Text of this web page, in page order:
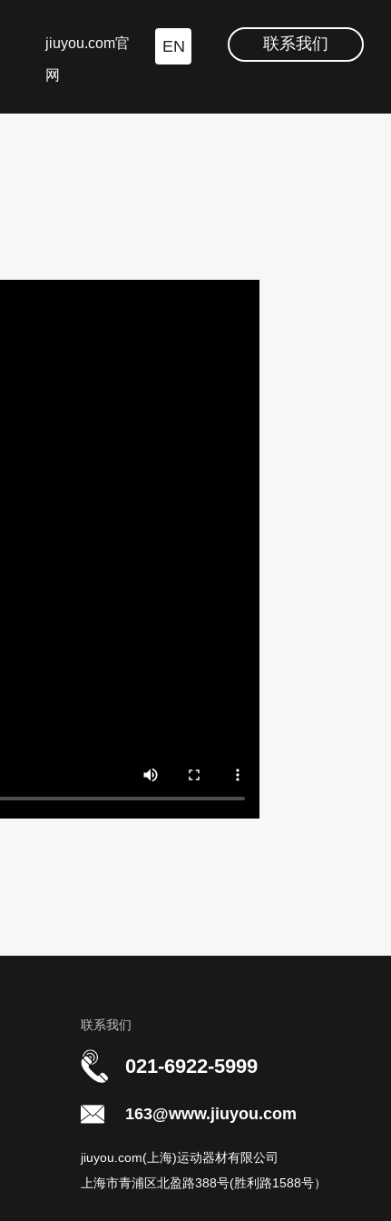
jiuyou.com官
网
EN 联系我们
联系我们
021-6922-5999
163@www.jiuyou.com
jiuyou.com(上海)运动器材有限公司
上海市青浦区北盈路388号(胜利路1588号）